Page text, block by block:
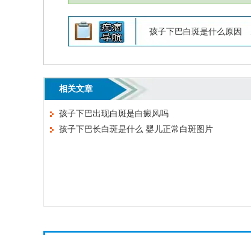
孩子下巴白斑是什么原因
相关文章
孩子下巴出现白斑是白癜风吗
孩子下巴长白斑是什么 婴儿正常白斑图片